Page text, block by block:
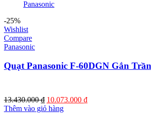
-25%
Wishlist
Compare
Panasonic
Quạt Panasonic F-60DGN Gắn
13.430.000₫ Giá
gốc
10.073.000 ₫Giá
Thêm vào giỏ hàng